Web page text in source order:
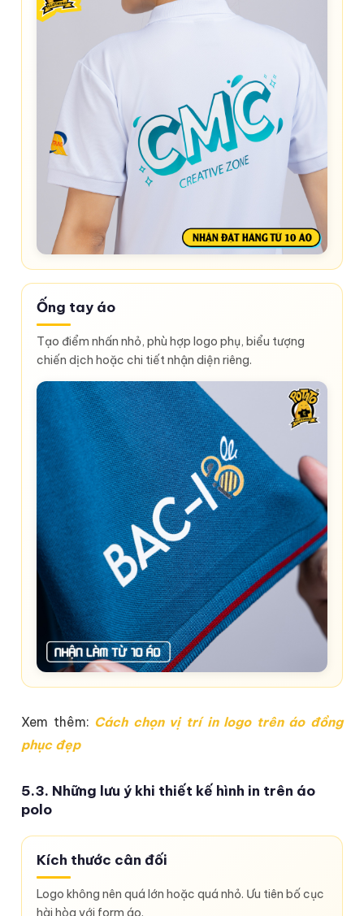
Ống tay áo
Tạo điểm nhấn nhỏ, phù hợp logo phụ, biểu tượng
chiến dịch hoặc chi tiết nhận diện riêng.
Xem thêm: Cách chọn vị trí in logo trên áo đồng
phục đẹp
5.3. Những lưu ý khi thiết kế hình in trên áo
polo
Kích thước cân đối
Logo không nên quá lớn hoặc quá nhỏ. Ưu tiên bố cục
hài hòa với form áo.